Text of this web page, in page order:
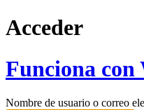
Acceder
Funciona con
Nombre de usuario o correo